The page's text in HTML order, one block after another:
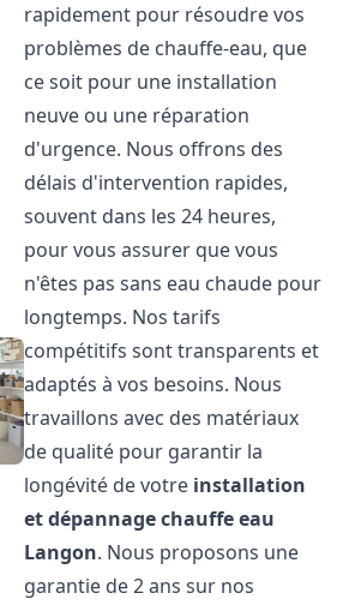
rapidement pour résoudre vos
problèmes de chauffe-eau, que
ce soit pour une installation
neuve ou une réparation
d'urgence. Nous offrons des
délais d'intervention rapides,
souvent dans les 24 heures,
pour vous assurer que vous
n'êtes pas sans eau chaude pour
longtemps. Nos tarifs
compétitifs sont transparents et
adaptés à vos besoins. Nous
travaillons avec des matériaux
de qualité pour garantir la
longévité de votre installation
et dépannage chauffe eau
Langon. Nous proposons une
garantie de 2 ans sur nos